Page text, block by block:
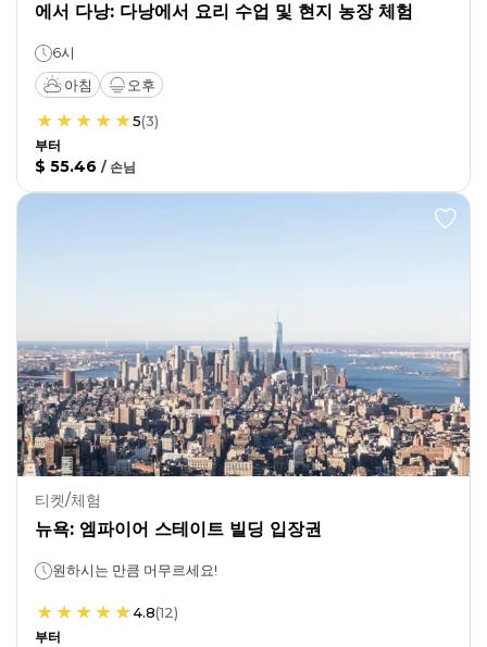
에서 다낭: 다낭에서 요리 수업 및 현지 농장 체험
6시
아침
오후
5(3)
부터
$ 55.46 / 손님
티켓/체험
뉴욕: 엠파이어 스테이트 빌딩 입장권
원하시는 만큼 머무르세요!
4.8(12)
부터